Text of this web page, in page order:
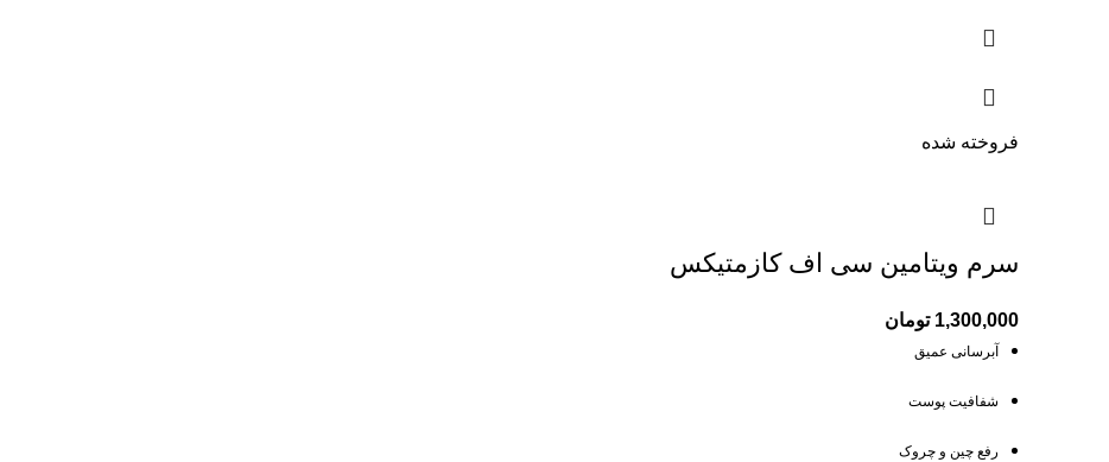
فروخته شده
سرم ویتامین سی اف کازمتیکس
1,300,000 تومان
آبرسانی عمیق
شفافیت پوست
رفع چین و چروک